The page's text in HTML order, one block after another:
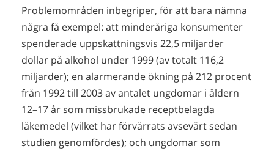
Problemområden inbegriper, för att bara nämna
några få exempel: att minderåriga konsumenter
spenderade uppskattningsvis 22,5 miljarder
dollar på alkohol under 1999 (av totalt 116,2
miljarder); en alarmerande ökning på 212 procent
från 1992 till 2003 av antalet ungdomar i åldern
12–17 årsom missbrukade receptbelagda
läkemedel (vilket har förvärrats avsevärt sedan
studien genomfördes); och ungdomar som